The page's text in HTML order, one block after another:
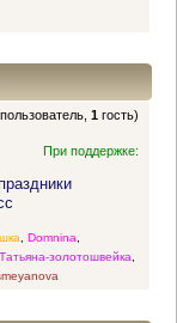
пользователь,1 гость)
При поддержке:
Domnina
Татьяна-золотошвейка